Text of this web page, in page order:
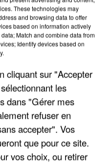
LES REFUGES
These technologies may
and browsing data to offer
based on information actively
Match and combine data from
Identify devices based on
cliquant sur "Accepter
les
dans "Gérer mes
refuser en
accepter". Vos
que pour ce site.
vos choix, ou retirer